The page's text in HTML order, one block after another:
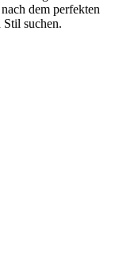
dem perfekten
suchen.